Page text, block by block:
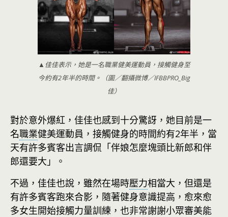
▲佳佳表示，她是一名職業健美運動員，接觸健身至
今約有2年半的時間。（圖／翻攝微博／IFBBPRO_Big
佳）
對於意外爆紅，佳佳也感到十分驚訝，她目前是一
名職業健美運動員，接觸健身的時間約有2年半，當
天有許多賓客出言調侃「伴娘怎麼塊頭比新郎和伴
郎還要大」。
不過，佳佳也說，雖然在場時壓力相當大，但還是
有許多賓客跑來合影，隨著健身意識提高，愈來愈
多女生開始接觸力量訓練，也非常謝謝小眾審美能